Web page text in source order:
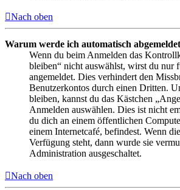
Nach oben
Warum werde ich automatisch
Wenn du beim Anmelden das
bleiben“ nicht auswählst, wirst du nur
angemeldet. Dies verhindert den
Benutzerkontos durch einen Dritten.
bleiben, kannst du das Kästchen
Anmelden auswählen. Dies ist nicht
du dich an einem öffentlichen
einem Internetcafé, befindest. Wenn
Verfügung steht, dann wurde sie
Administration ausgeschaltet.
Nach oben